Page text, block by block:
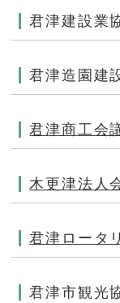
君津建設業
君津造園
君津商工会
木更津法人
君津ロー
君津市観光